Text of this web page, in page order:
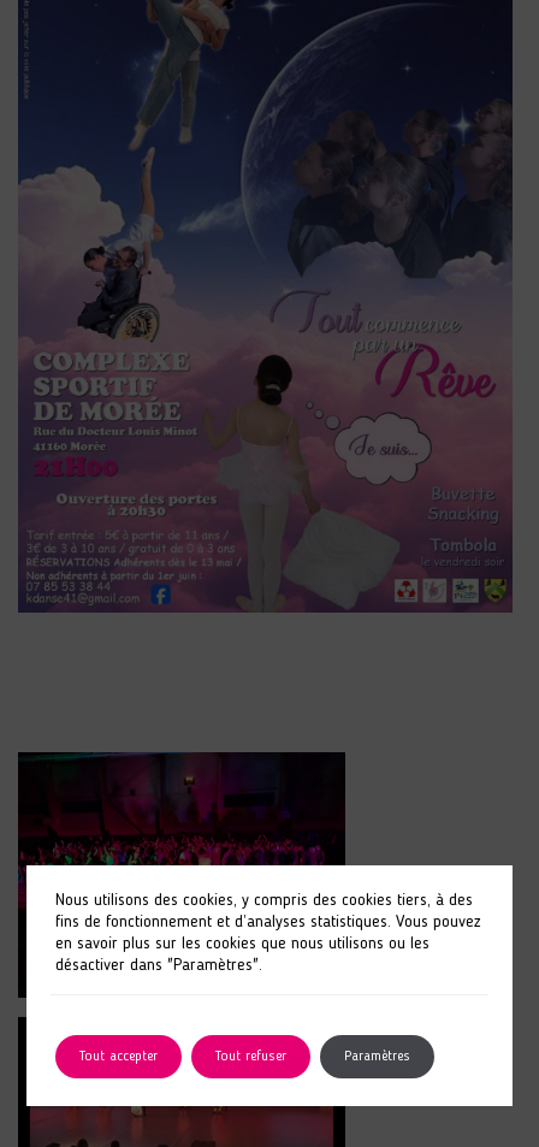
Nous utilisons des cookies, y compris des cookies tiers, à des
fins de fonctionnement et d’analyses statistiques. Vous pouvez
en savoir plus sur les cookies que nous utilisons ou les
désactiver dans "Paramètres".
Tout accepter Tout refuser Paramètres